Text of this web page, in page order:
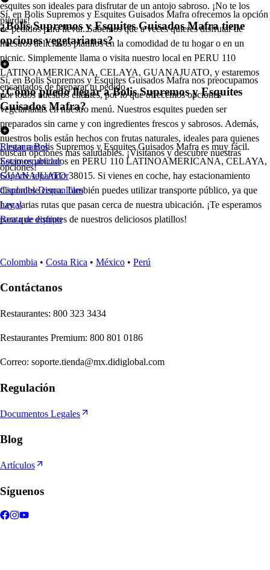
esquites son ideales para disfrutar de un antojo sabroso. ¡No te los
pierdas!
Sí, en Bolis Supremos y Esquites Guisados Mafra ofrecemos la opción
de pedidos para llevar. Sabemos que a veces quieres disfrutar de
nuestros deliciosos platillos en la comodidad de tu hogar o en un
picnic. Simplemente llama o visita nuestro local en PERU 110
LATINOAMERICANA, CELAYA, GUANAJUATO, y estaremos
encantados de preparar tu pedido.
¿Bolis Supremos y Esquites Guisados Mafra tiene
opciones vegetarianas?
Sí, en Bolis Supremos y Esquites Guisados Mafra nos preocupamos
por todos nuestros clientes, por lo que ofrecemos opciones
vegetarianas en nuestro menú. Nuestros esquites pueden ser
preparados sin carne y con ingredientes frescos y sabrosos. Además,
nuestros bolis están hechos con frutas naturales, ideales para quienes
buscan opciones más saludables. ¡Visítanos y descubre nuestras
opciones!
¿Cómo puedo llegar a Bolis Supremos y Esquites
Guisados Mafra?
Llegar a Bolis Supremos y Esquites Guisados Mafra es muy fácil.
Estamos ubicados en PERU 110 LATINOAMERICANA, CELAYA,
GUANAJUATO 38015. Si vienes en coche, hay estacionamiento
disponible cerca. También puedes utilizar transporte público, ya que
hay varias rutas que pasan cerca de nuestra ubicación. ¡Te esperamos
para que disfrutes de nuestros deliciosos platillos!
Restaurantes
Socio repartidor
Soporte repartidor
Ciudades Disponibles
Legal
Renta de equipo
Colombia • Costa Rica • México • Perú
Contáctanos
Restaurantes: 800 323 3434
Restaurantes Premium: 800 801 0186
Correo: soporte.tienda@mx.didiglobal.com
Regulación
Documentos Legales
Blog
Artículos
Síguenos